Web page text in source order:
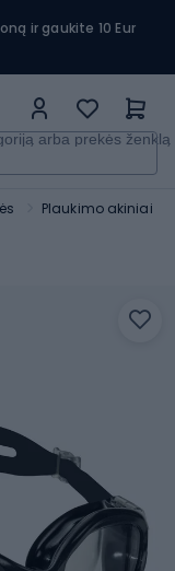
ir gaukite 10 Eur
arba prekės ženklą
Plaukimo akiniai